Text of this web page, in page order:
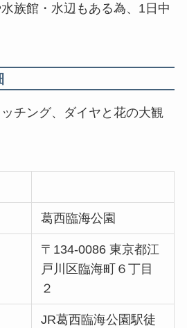
族館・水辺もある為、1日中
チング、ダイヤと花の大観
葛西臨海公園
〒134-0086 東京都江
戸川区臨海町６丁目
２
JR葛西臨海公園駅徒